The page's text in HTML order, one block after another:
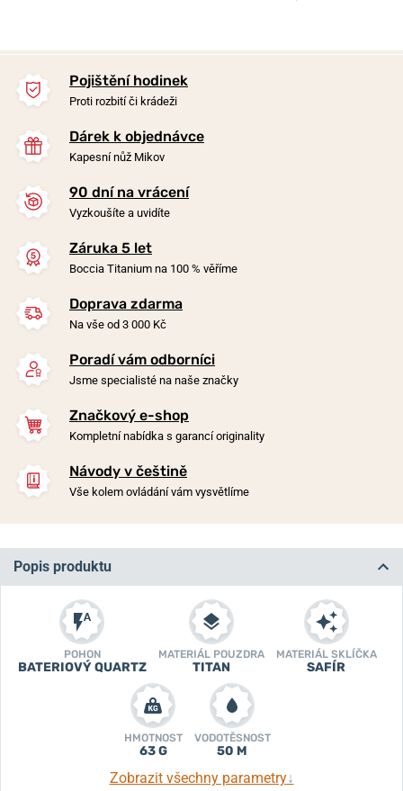
Pojištění hodinek
Proti rozbití či krádeži
Dárek k objednávce
Kapesní nůž Mikov
90 dní na vrácení
Vyzkoušíte a uvidíte
Záruka 5 let
Boccia Titanium na 100 % věříme
Doprava zdarma
Na vše od 3 000 Kč
Poradí vám odborníci
Jsme specialisté na naše značky
Značkový e-shop
Kompletní nabídka s garancí originality
Návody v češtině
Vše kolem ovládání vám vysvětlíme
Popis produktu
POHON
BATERIOVÝ QUARTZ
MATERIÁL POUZDRA
TITAN
MATERIÁL SKLÍČKA
SAFÍR
HMOTNOST
63 G
VODOTĚSNOST
50 M
Zobrazit všechny parametry↓